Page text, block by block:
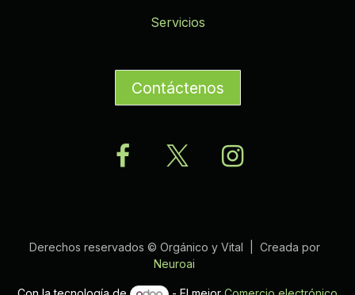
Servicios
Contáctenos
Derechos reservados © Orgánico y Vital | Creada por
Neuroai